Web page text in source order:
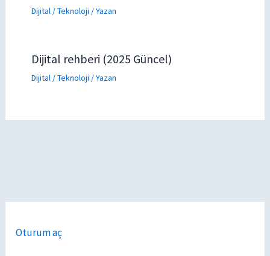
Dijital / Teknoloji / Yazan
Dijital rehberi (2025 Güncel)
Dijital / Teknoloji / Yazan
Oturum aç